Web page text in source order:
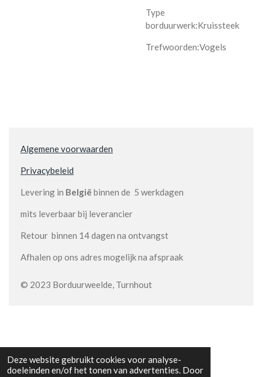
Deze website gebruikt cookies voor analyse-
doeleinden en/of het tonen van advertenties. Door
Type
borduurwerk:Kruissteek
Trefwoorden:Vogels
Algemene voorwaarden
Privacybeleid
Levering in België binnen de 5 werkdagen
mits leverbaar bij leverancier
Retour binnen 14 dagen na ontvangst
Afhalen op ons adres mogelijk na afspraak
© 2023 Borduurweelde, Turnhout